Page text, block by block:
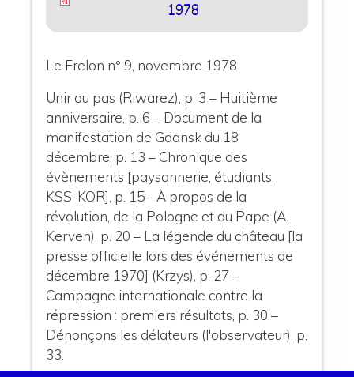
1978
Le Frelon n° 9, novembre 1978
Unir ou pas (Riwarez), p. 3 – Huitième
anniversaire, p. 6 – Document de la
manifestation de Gdansk du 18
décembre, p. 13 – Chronique des
évènements [paysannerie, étudiants,
KSS-KOR], p. 15- À propos de la
révolution, de la Pologne et du Pape (A.
Kerven), p. 20 – La légende du château [la
presse officielle lors des événements de
décembre 1970] (Krzys), p. 27 –
Campagne internationale contre la
répression : premiers résultats, p. 30 –
Dénonçons les délateurs (l'observateur), p.
33.